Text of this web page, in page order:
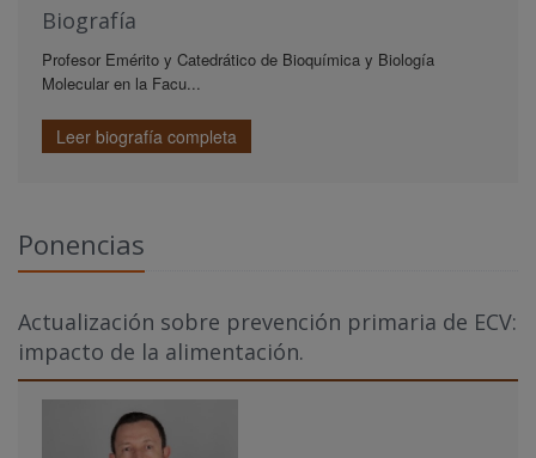
Biografía
Profesor Emérito y Catedrático de Bioquímica y Biología
Molecular en la Facu...
Leer biografía completa
Ponencias
Actualización sobre prevención primaria de ECV:
impacto de la alimentación.